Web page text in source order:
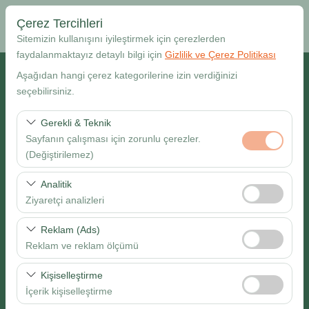
Çerez Tercihleri
Sitemizin kullanışını iyileştirmek için çerezlerden
faydalanmaktayız detaylı bilgi için Gizlilik ve Çerez Politikası
Aşağıdan hangi çerez kategorilerine izin verdiğinizi
seçebilirsiniz.
Gerekli & Teknik
Sayfanın çalışması için zorunlu çerezler.
(Değiştirilemez)
Bu çerezler sitenin doğru şekilde çalışması, güvenlik,
oturum yönetimi ve temel işlevler için gereklidir. Devre
dışı bırakılamaz.
Analitik
Ziyaretçi analizleri
Bu çerezler, sitemizin nasıl kullanıldığını (ziyaretçi sayısı,
en çok ziyaret edilen sayfalar, kullanıcı davranışları)
analiz etmemizi sağlar. Bu veriler, web sitesi
performansını ölçmek ve kullanıcı deneyimini sürekli
iyileştirmek için kullanılır.
Reklam (Ads)
Reklam ve reklam ölçümü
Bu çerezler, size ilgi alanlarınıza uygun kişiselleştirilmiş
reklamlar göstermemize ve reklam kampanyalarımızın
etkinliğini (gösterim sayısı, tıklama oranı) ölçmemize
Kişiselleştirme
İçerik kişiselleştirme
Alış Lokasyonu
Farklı yerde bırakmak istiyorum
Alış Tarih & Saat
Bırakış Tarih & Saat
09:00
Ara